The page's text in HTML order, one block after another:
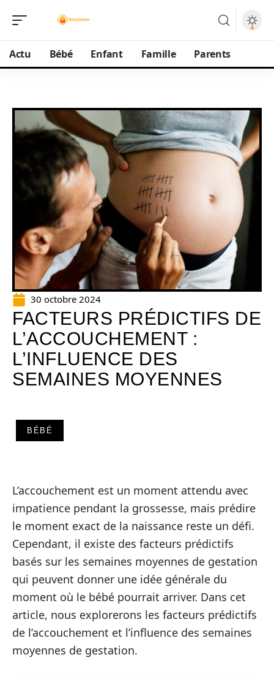
Actu Bébé Enfant Famille Parents
30 octobre 2024
FACTEURS PRÉDICTIFS DE
L’ACCOUCHEMENT :
L’INFLUENCE DES
SEMAINES MOYENNES
BÉBÉ
L’accouchement est un moment attendu avec
impatience pendant la grossesse, mais prédire
le moment exact de la naissance reste un défi.
Cependant, il existe des facteurs prédictifs
basés sur les semaines moyennes de gestation
qui peuvent donner une idée générale du
moment où le bébé pourrait arriver. Dans cet
article, nous explorerons les facteurs prédictifs
de l’accouchement et l’influence des semaines
moyennes de gestation.